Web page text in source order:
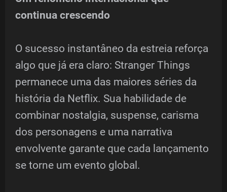
continua crescendo
O sucesso instantâneo da estreia reforça
algo que já era claro: Stranger Things
permanece uma das maiores séries da
história da Netflix. Sua habilidade de
combinar nostalgia, suspense, carisma
dos personagens e uma narrativa
envolvente garante que cada lançamento
se torne um evento global.